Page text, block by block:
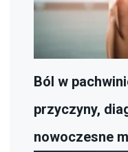
Ból w
przyczyny,
nowoczesne